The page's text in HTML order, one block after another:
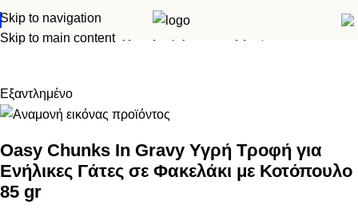
Skip to navigation
Skip to main content
Αρχική σελίδα Γάτα Υγρά τροφή - Κονσέρβες
Εξαντλημένο
Oasy Chunks In Gravy Υγρή Τροφή για
Ενήλικες Γάτες σε Φακελάκι με Κοτόπουλο
85 gr